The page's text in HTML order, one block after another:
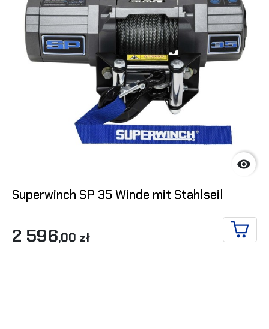

Superwinch SP 35 Winde mit Stahlseil
2 596,00 zł IN